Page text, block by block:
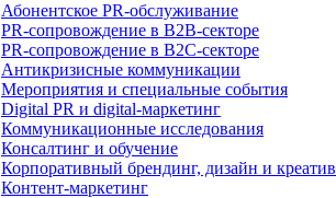
Абонентское PR-обслуживание
PR-сопровождение в B2B-секторе
PR-сопровождение в B2С-секторе
Антикризисные коммуникации
Мероприятия и специальные события
Digital PR и digital-маркетинг
Коммуникационные исследования
Консалтинг и обучение
Корпоративный брендинг, дизайн и креатив
Контент-маркетинг